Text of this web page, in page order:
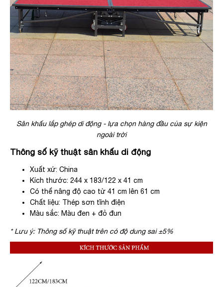
Sân khấu lắp ghép di động - lựa chọn hàng đầu của sự kiện
ngoài trời
Thông số kỹ thuật sân khấu di động
Xuất xứ: China
Kích thước: 244 x 183/122 x 41 cm
Có thể nâng độ cao từ 41 cm lên 61 cm
Chất liệu: Thép sơn tĩnh điện
Màu sắc: Màu đen + đỏ đun
* Lưu ý: Thông số kỹ thuật trên có độ dung sai ±5%